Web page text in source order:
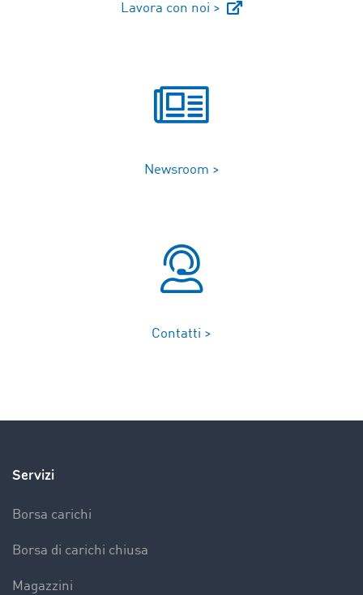
Lavora con noi >
Newsroom >
Contatti >
Servizi
Borsa carichi
Borsa di carichi chiusa
Magazzini